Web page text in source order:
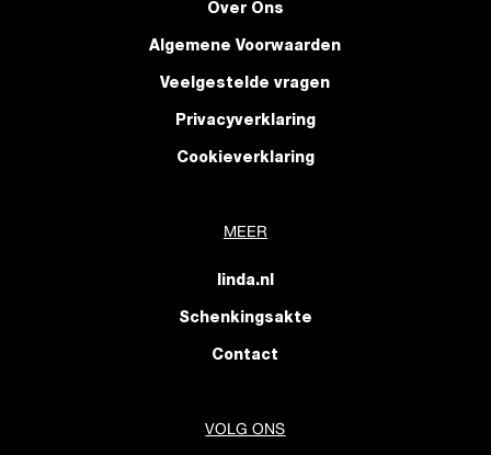
Over Ons
Algemene Voorwaarden
Veelgestelde vragen
Privacyverklaring
Cookieverklaring
MEER
linda.nl
Schenkingsakte
Contact
VOLG ONS